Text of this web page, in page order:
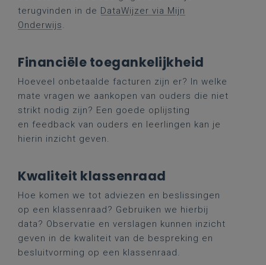
terugvinden in de DataWijzer via Mijn
Onderwijs.
Financiële toegankelijkheid
Hoeveel onbetaalde facturen zijn er? In welke
mate vragen we aankopen van ouders die niet
strikt nodig zijn? Een goede oplijsting
en feedback van ouders en leerlingen kan je
hierin inzicht geven.
Kwaliteit klassenraad
Hoe komen we tot adviezen en beslissingen
op een klassenraad? Gebruiken we hierbij
data? Observatie en verslagen kunnen inzicht
geven in de kwaliteit van de bespreking en
besluitvorming op een klassenraad.